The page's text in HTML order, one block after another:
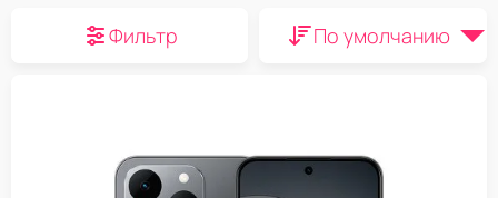
Фильтр По умолчанию